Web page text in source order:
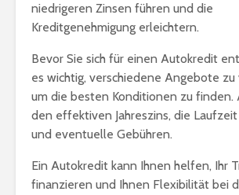
niedrigeren Zinsen führen und die
Kreditgenehmigung erleichtern.
Bevor Sie sich für einen Autokredit
es wichtig, verschiedene Angebote zu
um die besten Konditionen zu finden.
den effektiven Jahreszins, die
und eventuelle Gebühren.
Ein Autokredit kann Ihnen helfen, Ihr
finanzieren und Ihnen Flexibilität bei